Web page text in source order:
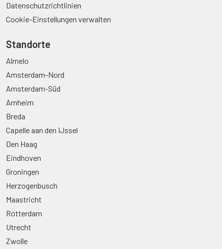
Datenschutzrichtlinien
Cookie-Einstellungen verwalten
Standorte
Almelo
Amsterdam-Nord
Amsterdam-Süd
Arnheim
Breda
Capelle aan den IJssel
Den Haag
Eindhoven
Groningen
Herzogenbusch
Maastricht
Rotterdam
Utrecht
Zwolle